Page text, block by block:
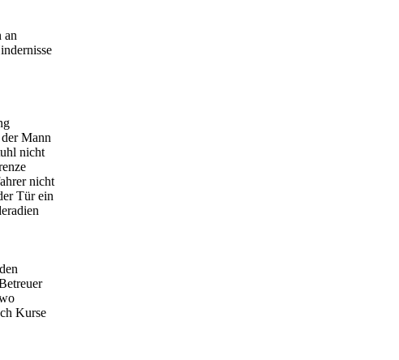
an
Mann
nicht
nicht
Tür ein
Kurse